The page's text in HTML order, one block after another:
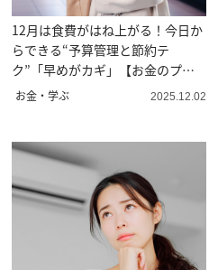
12月は食費がはね上がる！今日か
らできる“予算管理と節約テ
ク”「早めがカギ」【お金のプロ
解説】
お金・学ぶ 2025.12.02